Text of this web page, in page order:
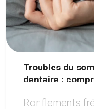
Troubles du
dentaire :
Ronflements